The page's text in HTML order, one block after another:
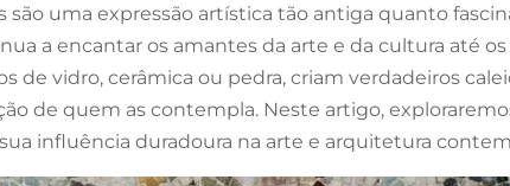
são uma expressão artística tão antiga quanto
a encantar os amantes da arte e da cultura até
de vidro, cerâmica ou pedra, criam verdadeiros
de quem as contempla. Neste artigo,
influência duradoura na arte e arquitetura